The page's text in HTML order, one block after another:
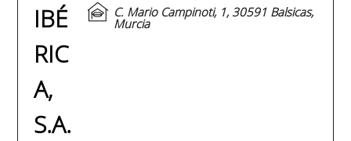
IBÉ
RIC
A,
S.A.
C. Mario Campinoti, 1, 30591 Balsicas,
Murcia